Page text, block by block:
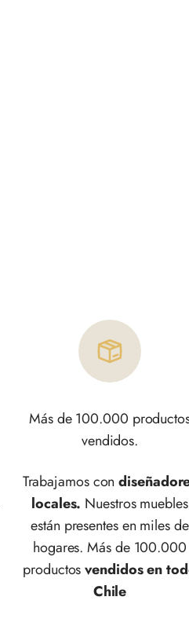
Más de 100.000
vendidos.
Trabajamos con
locales. Nuestros muebles
están presentes en miles de
hogares. Más de 100.000
productosvendidos en
Chile